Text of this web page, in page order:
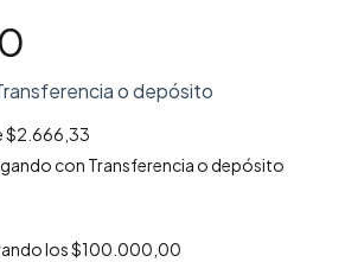
o depósito
$2.666,33
con Transferencia o depósito
los$100.000,00